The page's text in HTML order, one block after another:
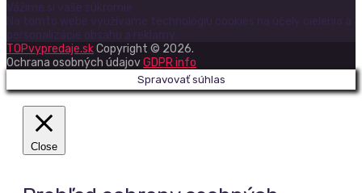
Vážime si vaše súkromie
Na tomto webe využívame technológiu cookies na účely cielenia a
personalizácie obsahu a reklamy.
TOPvypredaje.skCopyright © 2026.
Ochrana osobných údajovGDPR info
Spravovať súhlas
Close